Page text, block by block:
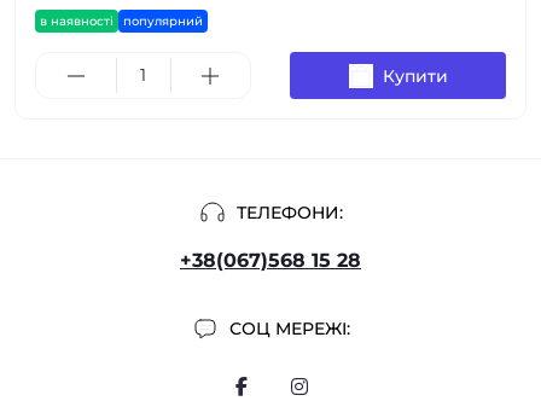
в наявності популярний
Купити
ТЕЛЕФОНИ:
+38(067)568 15 28
СОЦ МЕРЕЖІ: